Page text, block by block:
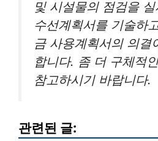
및 시설물의 점검을
수선계획서를 기술하
금 사용계획서의 의결
합니다. 좀 더 구체적
참고하시기 바랍니다.
관련된 글: